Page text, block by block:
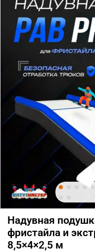
Надувная
фристайла и
8,5×4×2,5 м